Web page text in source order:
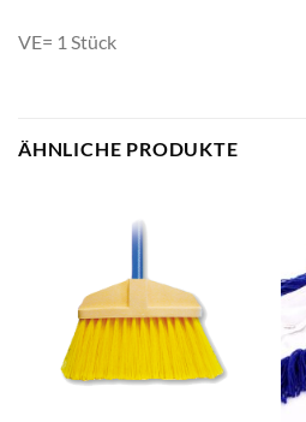
VE= 1 Stück
ÄHNLICHE PRODUKTE